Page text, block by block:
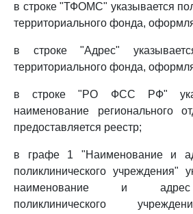
в строке "ТФОМС" указывается
территориального фонда,
в строке "Адрес"
территориального фонда,
в строке "РО ФСС РФ"
наименование регионального
предоставляется реестр;
в графе 1 "Наименование и
поликлинического учреждения"
наименование и адрес
поликлинического